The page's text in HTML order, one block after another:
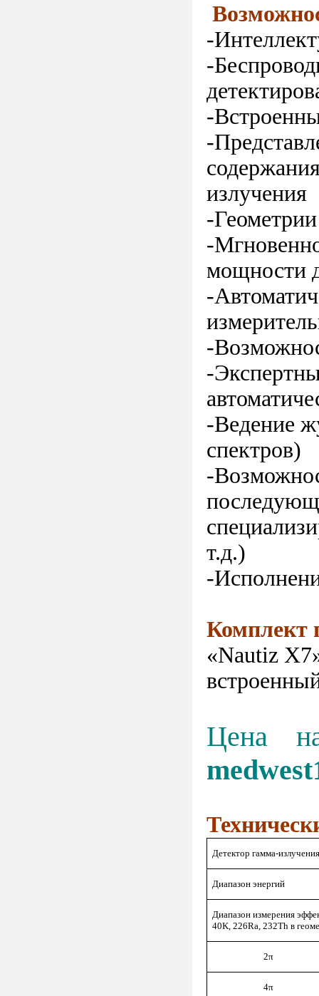
-
-
-
-
излучения
-
-
мощности
-
-
-
-Ведение
спектров)
-
т.д.)
-
Комплект
«Nautiz
Цена
Детектор гамма-
Диапазон энергий
Диапазон измерения
40K, 226Ra, 232Th в
2π
4π